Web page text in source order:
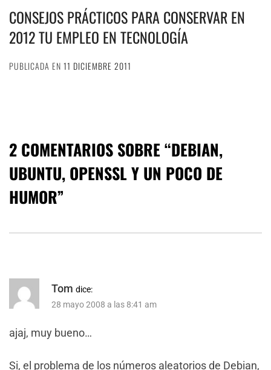
CONSEJOS PRÁCTICOS PARA CONSERVAR EN
2012 TU EMPLEO EN TECNOLOGÍA
PUBLICADA EN 11 DICIEMBRE 2011
2 COMENTARIOS SOBRE “DEBIAN,
UBUNTU, OPENSSL Y UN POCO DE
HUMOR”
Tom dice:
28 mayo 2008 a las 8:41 am
ajaj, muy bueno…
Si, el problema de los números aleatorios de Debian,